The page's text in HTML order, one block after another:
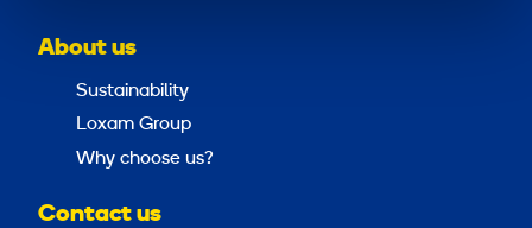
About us
Sustainability
Loxam Group
Why choose us?
Contact us